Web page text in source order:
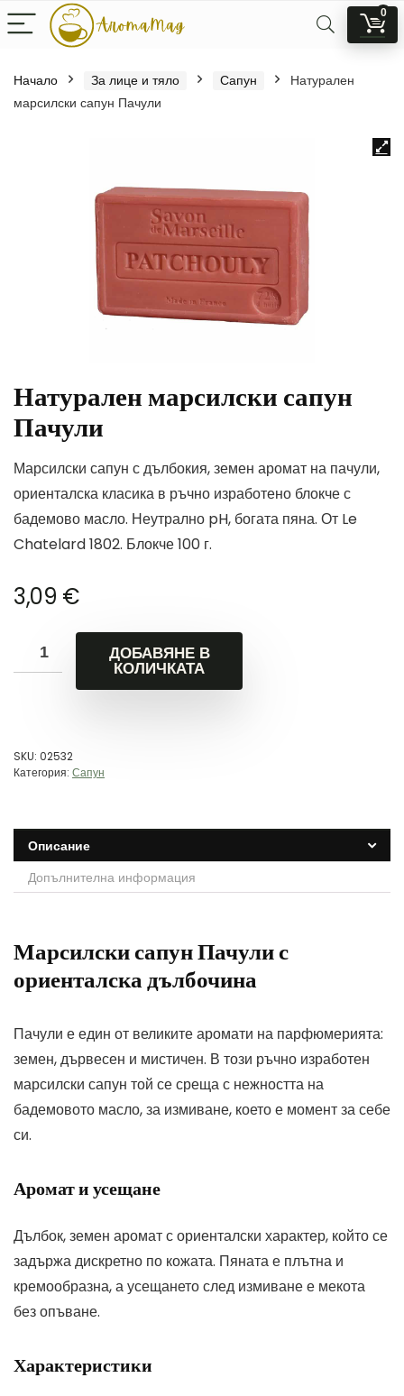
0
Начало За лице и тяло Сапун
Натурален
марсилски сапун Пачули
Натурален марсилски сапун
Пачули
Марсилски сапун с дълбокия, земен аромат на пачули,
ориенталска класика в ръчно изработено блокче с
бадемово масло. Неутрално pH, богата пяна. От Le
Chatelard 1802. Блокче 100 г.
3,09 €
ДОБАВЯНЕ В
КОЛИЧКАТА
SKU: 02532
Категория: Сапун
Описание
Допълнителна информация
Марсилски сапун Пачули с
ориенталска дълбочина
Пачули е един от великите аромати на парфюмерията:
земен, дървесен и мистичен. В този ръчно изработен
марсилски сапун той се среща с нежността на
бадемовото масло, за измиване, което е момент за себе
си.
Аромат и усещане
Дълбок, земен аромат с ориенталски характер, който се
задържа дискретно по кожата. Пяната е плътна и
кремообразна, а усещането след измиване е мекота
без опъване.
Характеристики